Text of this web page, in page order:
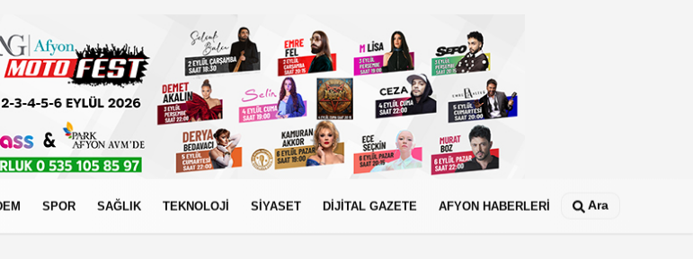
SPOR SAĞLIK TEKNOLOJİ SİYASET DİJİTAL GAZETE AFYON HABERLERİ Ara